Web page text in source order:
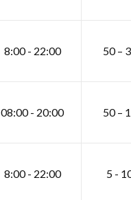
8:00 - 22:00 50 –
08:00 - 20:00 50 –
8:00 - 22:00 5 -